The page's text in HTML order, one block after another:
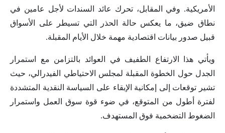
الأمريكية. وفي المقابل، تحرك عائد السندات لأجل عامين في
نطاق ضيق، ما يعكس حالة الحذر التي تسيطر على الأسواق
قبيل صدور بيانات اقتصادية مهمة خلال الأيام المقبلة.
ويأتي هذا الارتفاع الطفيف في العوائد بالتزامن مع استمرار
الجدل حول الخطوة المقبلة لمجلس الاحتياطي الفيدرالي، حيث
تشير توقعات إلى إمكانية الإبقاء على السياسة النقدية المتشددة
لفترة أطول من المتوقع، في ضوء قوة سوق العمل واستمرار
الضغوط التضخمية فوق المستهدف.